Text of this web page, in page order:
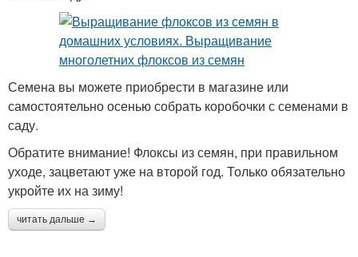
Семена вы можете приобрести в магазине или
самостоятельно осенью собрать коробочки с семенами в
саду.
Обратите внимание! Флоксы из семян, при правильном
уходе, зацветают уже на второй год. Только обязательно
укройте их на зиму!
читать дальше →